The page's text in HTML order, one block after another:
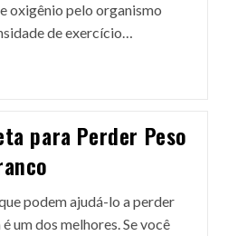
oxigênio pelo organismo
de exercício…
para Perder Peso
podem ajudá-lo a perder
um dos melhores. Se você